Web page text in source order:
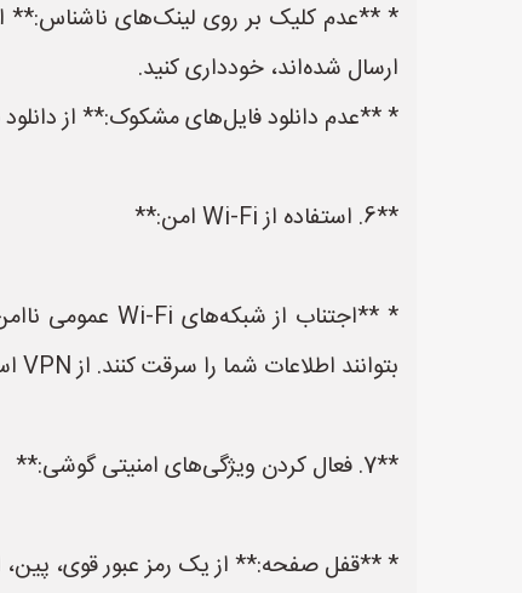
* **عدم کلیک بر روی لینک‌های ناشناس:**
ارسال شده‌اند، خودداری کنید.
* **عدم دانلود فایل‌های مشکوک:** از دانلود
**6. استفاده از Wi-Fi امن:**
بتوانند اطلاعات شما را سرقت کنند. از VPN استفاده کنید یا از انجام فعالیت‌های حساس مانند ورود به حساب‌های بانکی خودداری کنید.
**7. فعال کردن ویژگی‌های امنیتی گوشی:**
* **قفل صفحه:** از یک رمز عبور قوی، پین،